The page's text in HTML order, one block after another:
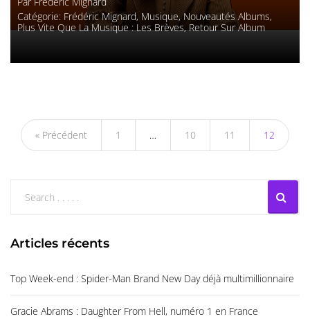
Catégorie: Frédéric Mignard, Musique,Nouveautés Albums,
Plus Vite Que La Musique : Les Brèves,Retour Sur Album
« Précédent 1 … 10 11 12
Articles récents
Top Week-end : Spider-Man Brand New Day déjà multimillionnaire
Gracie Abrams : Daughter From Hell, numéro 1 en France